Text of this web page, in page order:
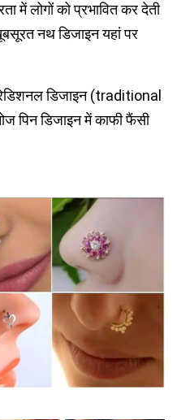
में लोगों को प्रभावित कर देती
नथ डिजाइन यहां पर
डिजाइन (traditional
पिन डिजाइन में काफी फैंसी